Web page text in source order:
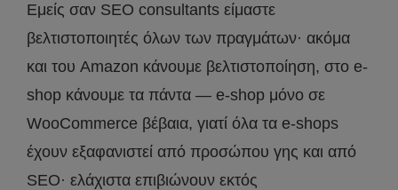
Εμείς σαν SEO consultants είμαστε
βελτιστοποιητές όλων των πραγμάτων· ακόμα
και του Amazon κάνουμε βελτιστοποίηση, στο e-
shop κάνουμε τα πάντα — e-shop μόνο σε
WooCommerce βέβαια, γιατί όλα τα e-shops
έχουν εξαφανιστεί από προσώπου γης και από
SEO· ελάχιστα επιβιώνουν εκτός